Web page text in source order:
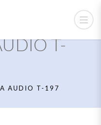
T-
AUDIO T-197